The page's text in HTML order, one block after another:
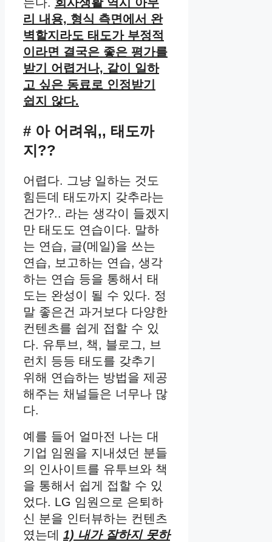
리 내용, 형식 측면에서 완
벽할지라도 태도가 부정적
이라면 결국은 좋은 평가를
받기 어렵거나, 같이 일하
고 싶은 동료로 인정받기
쉽지 않다.
# 아 어려워,, 태도까
지??
어렵다. 그냥 일하는 것도
힘든데 태도까지 갖추라는
건가?.. 라는 생각이 들겠지
만 태도도 연습이다. 말하
는 연습, 글(메일)을 쓰는
연습, 보고하는 연습, 생각
하는 연습 등을 통해서 태
도는 완성이 될 수 있다. 정
말 좋은건 과거보다 다양한
컨텐츠를 쉽게 접할 수 있
다. 유투브, 책, 블로그, 브
런치 등등 태도를 갖추기
위해 연습하는 방법을 제공
해주는 채널들은 너무나 많
다.
예를 들어 얼마전 나는 대
기업 임원을 지내셨던 분들
의 인사이트를 유투브와 책
을 통해서 쉽게 접할 수 있
었다. LG 임원으로 은퇴하
신 분을 인터뷰하는 컨텐츠
였는데 1) 내가 잘하지 못하